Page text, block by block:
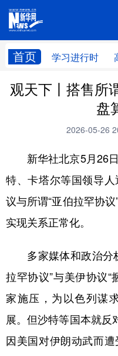
首页 学习进行时
学习进行时 高层
财经
科技 科创
文化 书画
食品 人居
彩票 娱乐
观天下丨搭售所
盘
2026-05-26
新华社北京5月26日
特、卡塔尔等国领导
议与所谓“亚伯拉罕协
实现关系正常化。
多家媒体和政治分析
拉罕协议”与美伊协议“
家施压，为以色列谋
展。但沙特等国本就反
因美国对伊朗动武而